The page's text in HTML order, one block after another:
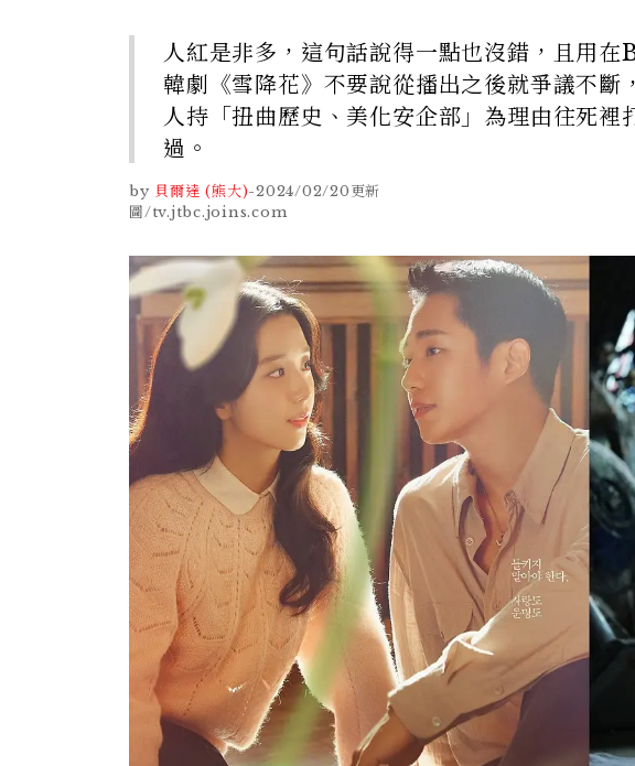
人紅是非多，這句話說得一點也沒錯，且用
韓劇《雪降花》不要說從播出之後就爭議不
人持「扭曲歷史、美化安企部」為理由往死
過。
by 貝爾達 (熊大)-2024/02/20更新
圖/tv.jtbc.joins.com